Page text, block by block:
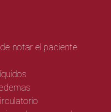
notar el paciente